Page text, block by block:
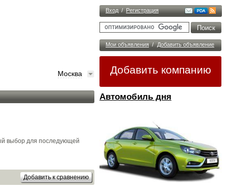
Вход / Регистрация
Мои объявления / Добавить объявление
Добавить компанию
Автомобиль дня
Москва
выбор для последующей